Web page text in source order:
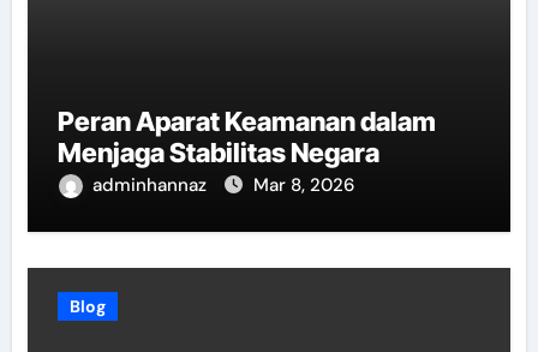
Peran Aparat Keamanan dalam
Menjaga Stabilitas Negara
adminhannaz Mar 8, 2026
Blog